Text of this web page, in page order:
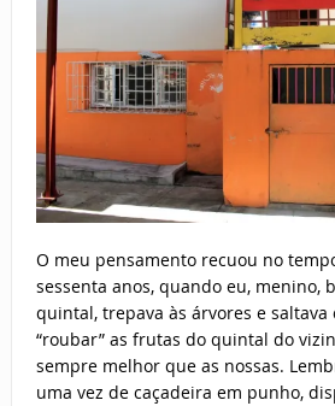
O meu pensamento recuou no
sessenta anos, quando eu, menino,
quintal, trepava às árvores e
“roubar” as frutas do quintal do
sempre melhor que as nossas.
uma vez de caçadeira em punho,